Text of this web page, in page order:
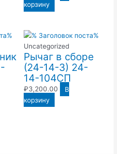
корзину
Uncategorized
Рычаг в сборе
(24-14-3) 24-
14-104СП
₽3,200.00
В
корзину